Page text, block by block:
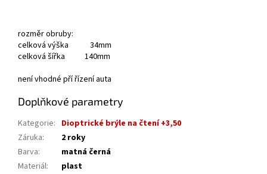
rozměr obruby:
celková výška 34mm
celková šířka 140mm
není vhodné pří řízení auta
Doplňkové parametry
Kategorie: Dioptrické brýle na čtení +3,50
Záruka:
2 roky
Barva:
matná černá
Materiál:
plast